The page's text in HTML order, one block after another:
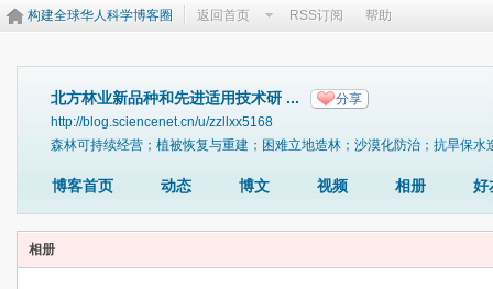
构建全球华人科学博客圈 返回首页 RSS订阅 帮助
北方林业新品种和先进适用技术研 ... 分享
http://blog.sciencenet.cn/u/zzllxx5168
森林可持续经营；植被恢复与重建；困难立地造林；沙漠化防治；抗旱保
博客首页 动态 博文 视频 相册 好
相册